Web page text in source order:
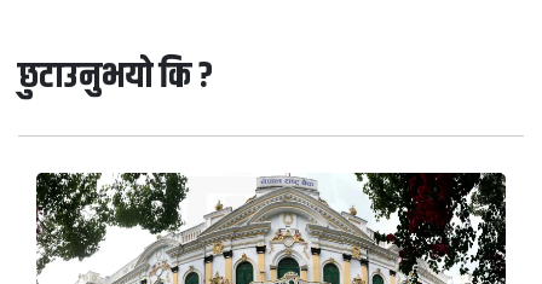
छुटाउनुभयो कि ?